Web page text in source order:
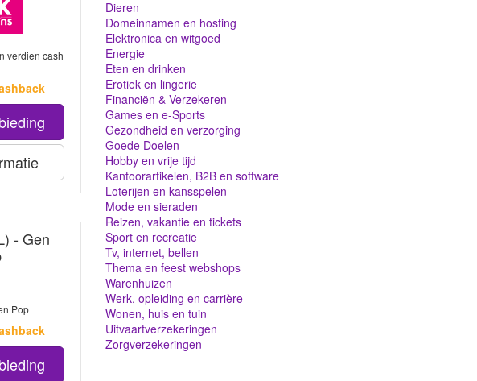
verdien cash
- Gen
Pop
Dieren
Domeinnamen en hosting
Elektronica en witgoed
Energie
Eten en drinken
Erotiek en lingerie
Financiën & Verzekeren
Games en e-Sports
Gezondheid en verzorging
Goede Doelen
Hobby en vrije tijd
Kantoorartikelen, B2B en software
Loterijen en kansspelen
Mode en sieraden
Reizen, vakantie en tickets
Sport en recreatie
Tv, internet, bellen
Thema en feest webshops
Warenhuizen
Werk, opleiding en carrière
Wonen, huis en tuin
Uitvaartverzekeringen
Zorgverzekeringen